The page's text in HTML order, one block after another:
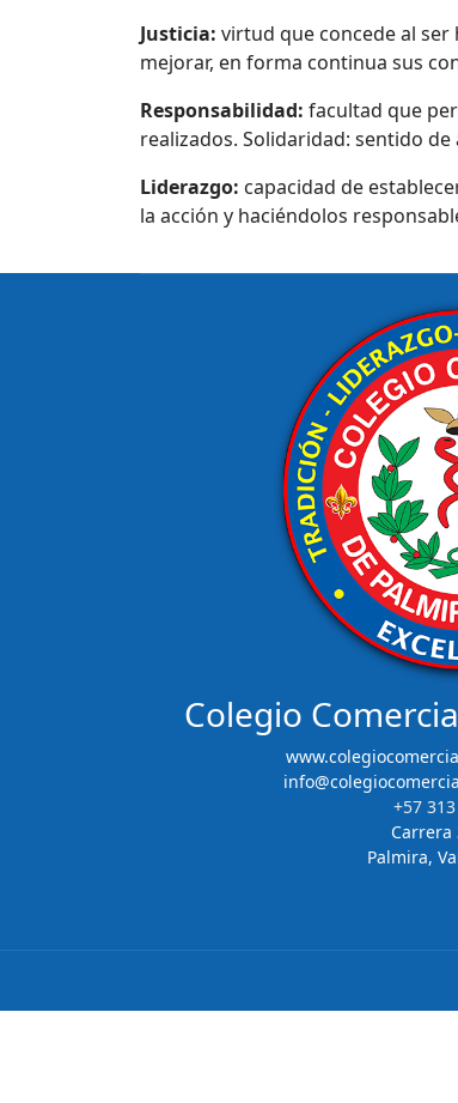
Justicia: virtud que concede al
mejorar, en forma continua sus
Responsabilidad: facultad que
realizados. Solidaridad: sentido
Liderazgo: capacidad de
la acción y haciéndolos
Colegio
+57
Carrera
Palmira,